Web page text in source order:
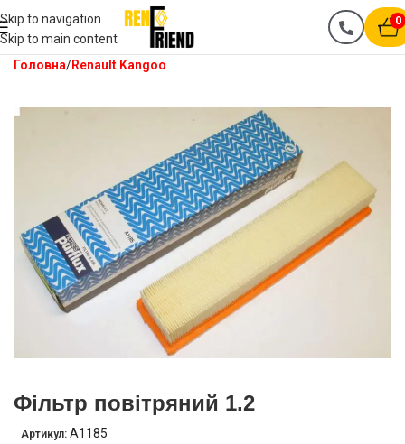
Skip to navigation
Skip to main content
0
Головна Renault Kangoo
Фільтр повітряний 1.2
Артикул: A1185